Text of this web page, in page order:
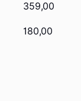
359,00
180,00